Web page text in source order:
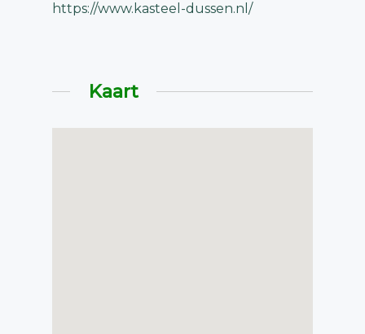
https://www.kasteel-dussen.nl/
Kaart